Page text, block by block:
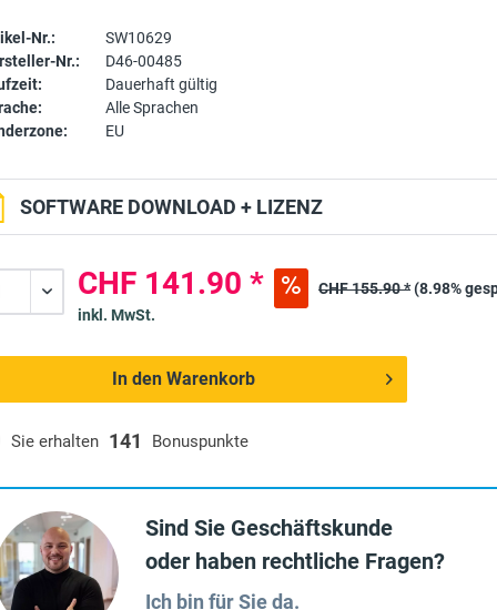
Nr.:
SW10629
Nr.:
D46-00485
Dauerhaft gültig
Alle Sprachen
EU
Sie erhalten 141 Bonuspunkte
SOFTWARE DOWNLOAD + LIZENZ
CHF 141.90 * CHF 155.90 *(8.98%
inkl. MwSt.
In den Warenkorb
Sind Sie Geschäftskunde
oder haben rechtliche Fragen?
Ich bin für Sie da.